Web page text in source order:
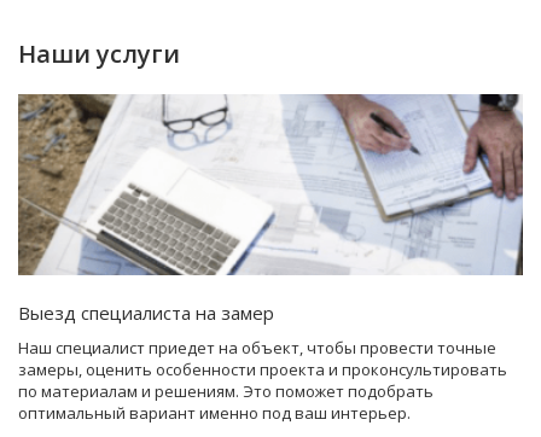
Наши услуги
Выезд специалиста на замер
Наш специалист приедет на объект, чтобы провести точные
замеры, оценить особенности проекта и проконсультировать
по материалам и решениям. Это поможет подобрать
оптимальный вариант именно под ваш интерьер.